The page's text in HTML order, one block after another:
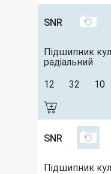
SNR
Підшипник
радіальний
12
32 10
SNR
Підшипник